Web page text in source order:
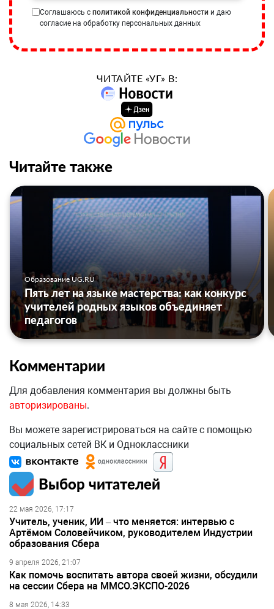
Соглашаюсь с политикой конфиденциальности и даю
согласие на обработку персональных данных
ЧИТАЙТЕ «УГ» В:
Читайте также
Образование UG.RU
Пять лет на языке мастерства: как конкурс
учителей родных языков объединяет
педагогов
Комментарии
Для добавления комментария вы должны быть
авторизированы.
Вы можете зарегистрироваться на сайте с помощью
социальных сетей ВК и Одноклассники
Выбор читателей
22 мая 2026, 17:17
Учитель, ученик, ИИ – что меняется: интервью с
Артёмом Соловейчиком, руководителем Индустрии
образования Сбера
9 апреля 2026, 21:07
Как помочь воспитать автора своей жизни, обсудили
на сессии Сбера на ММСО.ЭКСПО-2026
8 мая 2026, 14:33